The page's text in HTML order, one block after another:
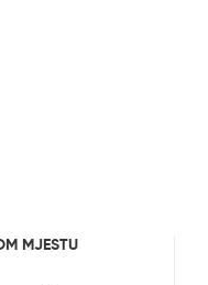
MJESTU